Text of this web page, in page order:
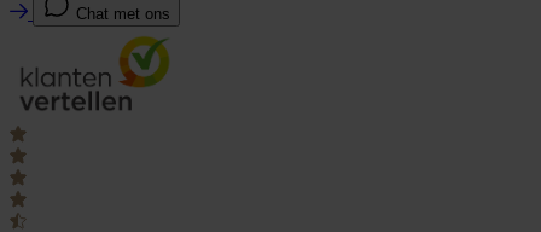
Chat met ons